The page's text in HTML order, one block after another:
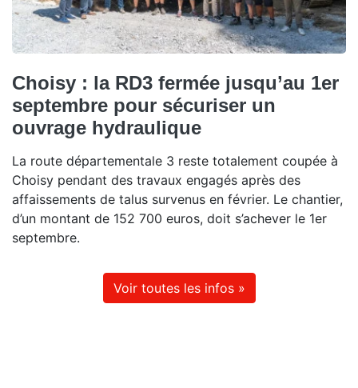
Choisy : la RD3 fermée jusqu’au 1er
septembre pour sécuriser un
ouvrage hydraulique
La route départementale 3 reste totalement coupée à
Choisy pendant des travaux engagés après des
affaissements de talus survenus en février. Le chantier,
d’un montant de 152 700 euros, doit s’achever le 1er
septembre.
Voir toutes les infos »